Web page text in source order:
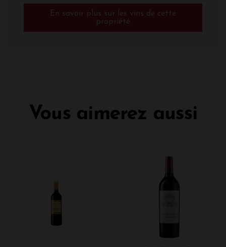
En savoir plus sur les vins de cette
propriété
Vous aimerez aussi